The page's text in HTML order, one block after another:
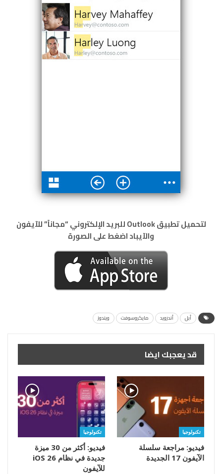
لتحميل تطبيق Outlook للبريد الإلكتروني “مجاناً” للآيفون
والآيباد اضغط على الصورة
أبل أندرويد مايكروسوفت ويندوز
قد يعجبك ايضا
تكنولوجيا
فيديو: مراجعة سلسلة
الآيفون 17 الجديدة
تكنولوجيا
فيديو: أكثر من 30 ميزة
جديدة في نظام iOS 26
للآيفون